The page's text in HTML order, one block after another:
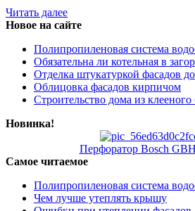
Читать далее
Новое на сайте
Полипропиленовая система
Обязательна ли котельная в
Отделка штукатуркой фасадов
Облицовка фасадов кирпичом
Строительство дома из клееного
Новинка!
Перфоратор Bosch
Самое читаемое
Полипропиленовая система
Чем лучше утеплять крышу